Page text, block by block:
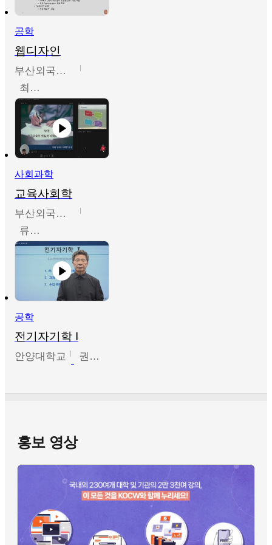
공학
웹디자인
부산외국어대학교
최진오
사회과학
교육사회학
부산외국어대학교
류영철
공학
전기자기학 I
안양대학교 권원현
홍보 영상